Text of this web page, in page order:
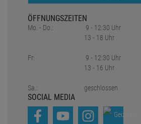
ÖFFNUNGSZEITEN
Mo. - Do.:
Fr:
Sa.:
9 - 12:30 Uhr
13 - 18 Uhr
9 - 12:30 Uhr
13 - 16 Uhr
geschlossen
SOCIAL MEDIA